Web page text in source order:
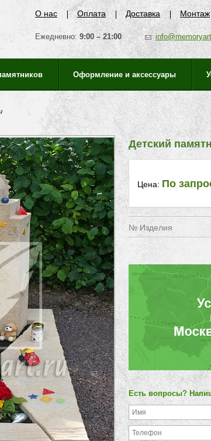
О нас Оплата Доставка Монтаж
Ежедневно:9:00 – 21:00
Оформление и аксессуары
Детский
Цена: По
№ Изделия
Есть вопросы?